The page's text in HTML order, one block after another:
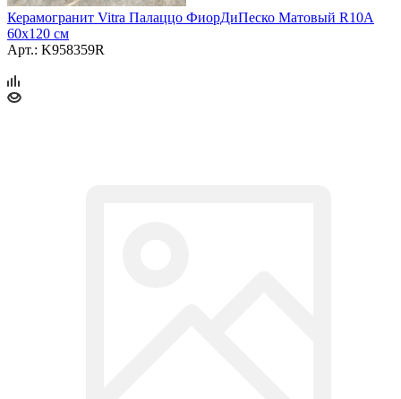
Керамогранит Vitra Палаццо ФиорДиПеско Матовый R10A
60x120 см
Арт.: K958359R